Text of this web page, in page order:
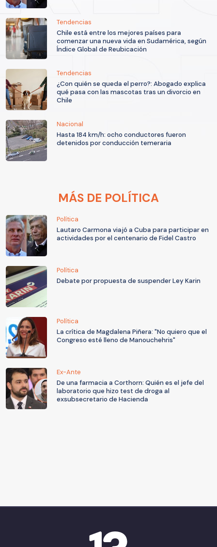
Tendencias
Chile está entre los mejores países para
comenzar una nueva vida en Sudamérica, según
Índice Global de Reubicación
Tendencias
¿Con quién se queda el perro?: Abogado explica
qué pasa con las mascotas tras un divorcio en
Chile
Nacional
Hasta 184 km/h: ocho conductores fueron
detenidos por conducción temeraria
MÁS DE POLÍTICA
Política
Lautaro Carmona viajó a Cuba para participar en
actividades por el centenario de Fidel Castro
Política
Debate por propuesta de suspender Ley Karin
Política
La crítica de Magdalena Piñera: "No quiero que el
Congreso esté lleno de Manouchehris"
Ex-Ante
De una farmacia a Corthorn: Quién es el jefe del
laboratorio que hizo test de droga al
exsubsecretario de Hacienda